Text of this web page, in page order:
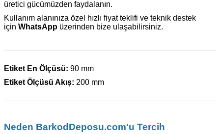
üretici gücümüzden faydalanın.
Kullanım alanınıza özel hızlı fiyat teklifi ve teknik destek
için WhatsApp üzerinden bize ulaşabilirsiniz.
Etiket En Ölçüsü: 90 mm
Etiket Ölçüsü Akış: 200 mm
Neden BarkodDeposu.com'u Tercih